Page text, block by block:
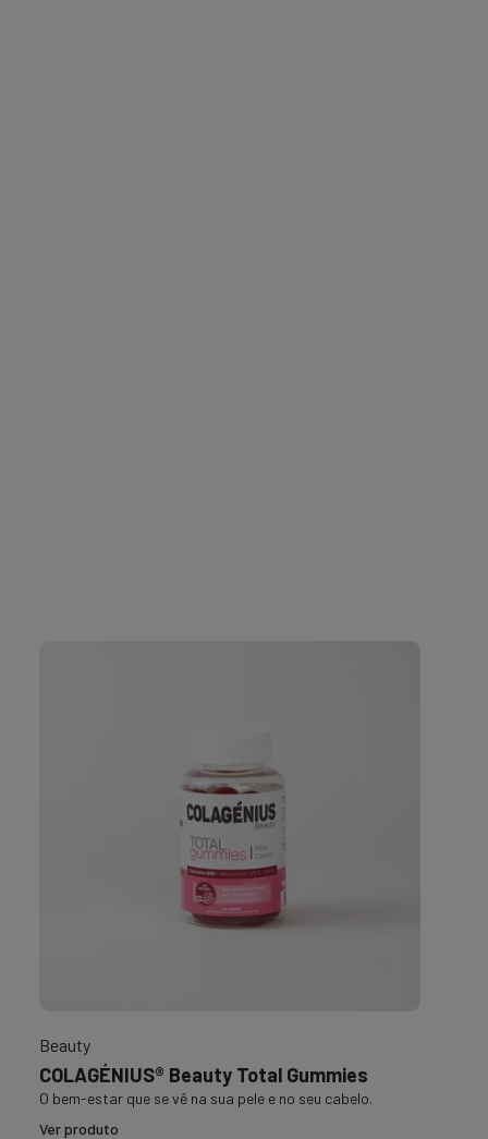
Beauty
COLAGÉNIUS® Beauty Total Gummies
O bem-estar que se vê na sua pele e no seu cabelo.
Ver produto